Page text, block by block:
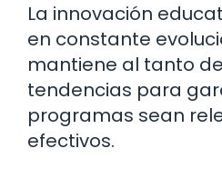
La innovación
en constante
mantiene al tanto
tendencias para
programas sean
efectivos.